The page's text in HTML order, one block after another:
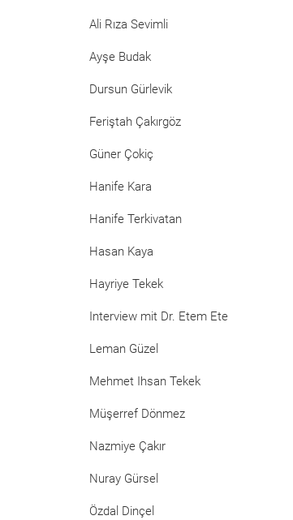
Ali Rıza Sevimli
Ayşe Budak
Dursun Gürlevik
Feriştah Çakırgöz
Güner Çokiç
Hanife Kara
Hanife Terkivatan
Hasan Kaya
Hayriye Tekek
Interview mit Dr. Etem Ete
Leman Güzel
Mehmet Ihsan Tekek
Müşerref Dönmez
Nazmiye Çakır
Nuray Gürsel
Özdal Dinçel